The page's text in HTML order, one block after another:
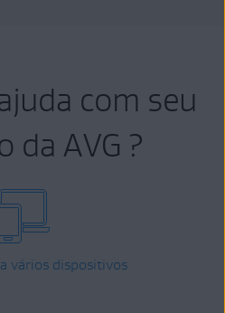
com seu
da AVG ?
vários dispositivos